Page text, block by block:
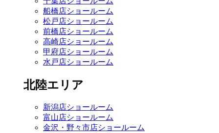
船橋店ショールーム
松戸店ショールーム
前橋店ショールーム
高崎店ショールーム
甲府店ショールーム
水戸店ショールーム
北陸エリア
新潟店ショールーム
富山店ショールーム
金沢・野々市店ショールーム